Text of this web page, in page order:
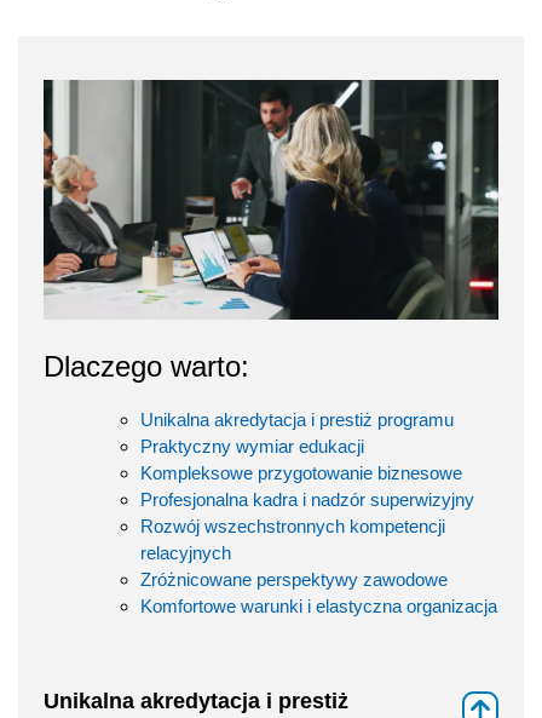
Dlaczego warto:
Unikalna akredytacja i prestiż programu
Praktyczny wymiar edukacji
Kompleksowe przygotowanie biznesowe
Profesjonalna kadra i nadzór superwizyjny
Rozwój wszechstronnych kompetencji
relacyjnych
Zróżnicowane perspektywy zawodowe
Komfortowe warunki i elastyczna organizacja
Unikalna akredytacja i prestiż